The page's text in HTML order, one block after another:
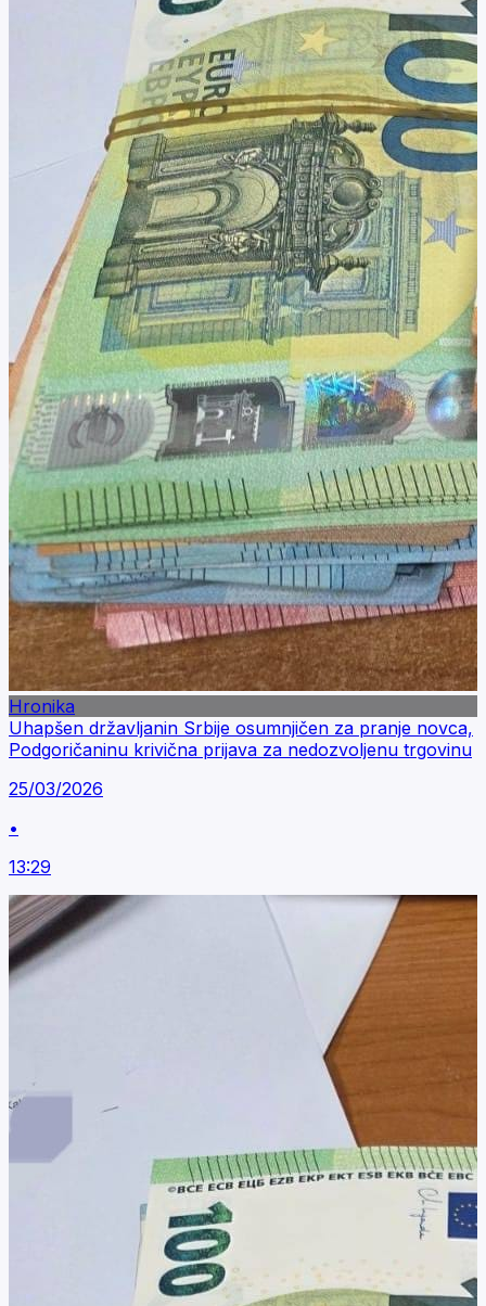
Hronika
Uhapšen državljanin Srbije osumnjičen za pranje novca,
Podgoričaninu krivična prijava za nedozvoljenu trgovinu
25/03/2026
•
13:29